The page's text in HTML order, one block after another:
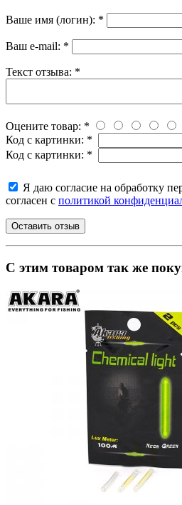
Ваше имя (логин): *
Ваш e-mail: *
Текст отзыва: *
Оцените товар: *
Код с картинки: *
Код с картинки: *
Я даю согласие на обработку
согласен с политикой
C этим товаром так же